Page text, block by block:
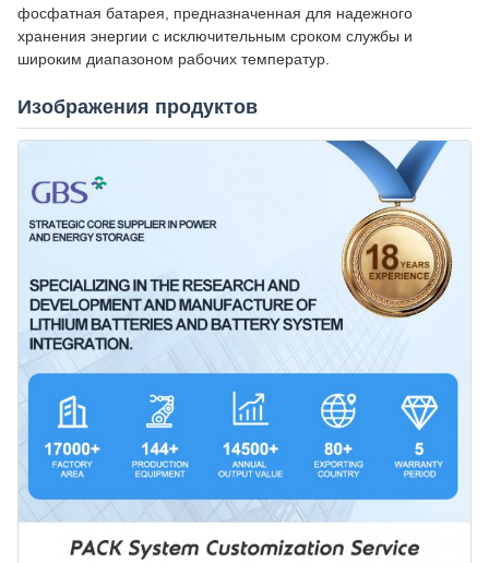
фосфатная батарея, предназначенная для надежного
хранения энергии с исключительным сроком службы и
широким диапазоном рабочих температур.
Изображения продуктов